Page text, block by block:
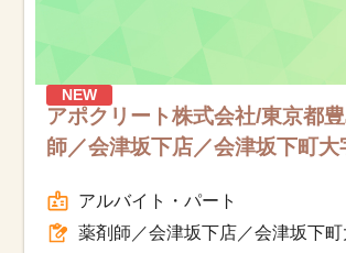
NEW
アポクリート株式会社/東京都
師／会津坂下店／会津坂下町大
アルバイト・パート
薬剤師／会津坂下店／会津坂下